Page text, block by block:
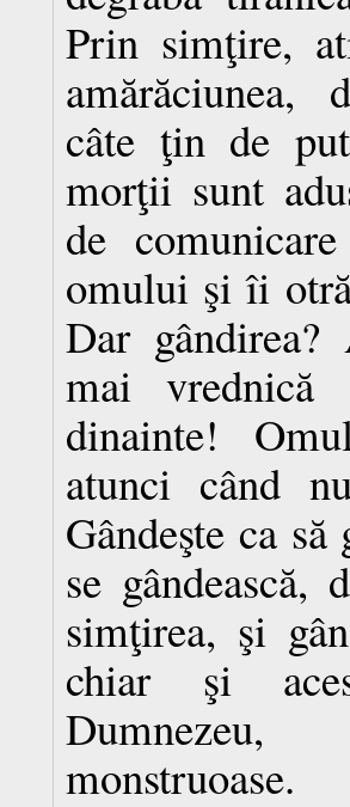
Prin simţire,
amărăciunea,
câte ţin de
morţii sunt
de
omului şi îi
Dar
mai vrednică
dinainte!
atunci când
Gândeşte ca
se
simţirea, şi
chiar şi
monstruoase.